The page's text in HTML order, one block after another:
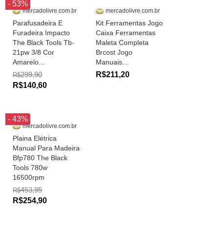
- 53%
mercadolivre.com.br
Parafusadeira E
Furadeira Impacto
The Black Tools Tb-
21pw 3/8 Cor
Amarelo...
R$299,90
R$140,60
mercadolivre.com.br
Kit Ferramentas Jogo
Caixa Ferramentas
Maleta Completa
Brcost Jogo
Manuais...
R$211,20
- 43%
mercadolivre.com.br
Plaina Elétrica
Manual Para Madeira
Bfp780 The Black
Tools 780w
16500rpm
R$453,95
R$254,90